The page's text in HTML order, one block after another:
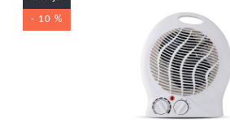
- 10 %